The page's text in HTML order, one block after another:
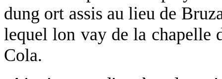
dung ort assis au lieu de
lequel lon vay de la chapelle
Cola.